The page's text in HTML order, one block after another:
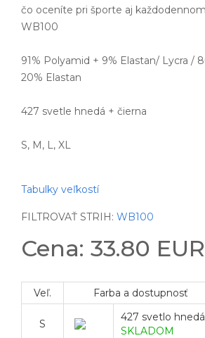
čo oceníte pri športe aj
WB100
91% Polyamid + 9% Elastan/ Lycra /
20% Elastan
427 svetle hnedá + čierna
S, M, L, XL
Tabulky veľkostí
FILTROVAŤ STRIH: WB100
Cena: 33.80 EUR
Veľ. Farba a dostupnosť
S
427 svetlo hnedá
SKLADOM